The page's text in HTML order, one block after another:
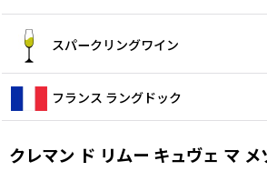
スパークリングワイン
フランス ラングドック
クレマン ド リムー キュヴェ マ メ